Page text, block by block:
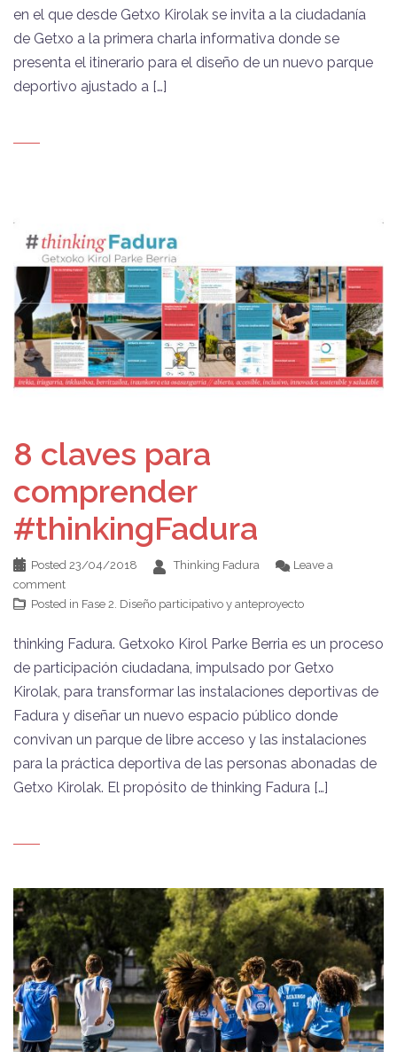
en el que desde Getxo Kirolak se invita a la ciudadanía
de Getxo a la primera charla informativa donde se
presenta el itinerario para el diseño de un nuevo parque
deportivo ajustado a […]
8 claves para
comprender
#thinkingFadura
Posted 23/04/2018 Thinking Fadura
Leave a
comment
Posted in Fase 2. Diseño participativo y anteproyecto
thinking Fadura. Getxoko Kirol Parke Berria es un proceso
de participación ciudadana, impulsado por Getxo
Kirolak, para transformar las instalaciones deportivas de
Fadura y diseñar un nuevo espacio público donde
convivan un parque de libre acceso y las instalaciones
para la práctica deportiva de las personas abonadas de
Getxo Kirolak. El propósito de thinking Fadura […]